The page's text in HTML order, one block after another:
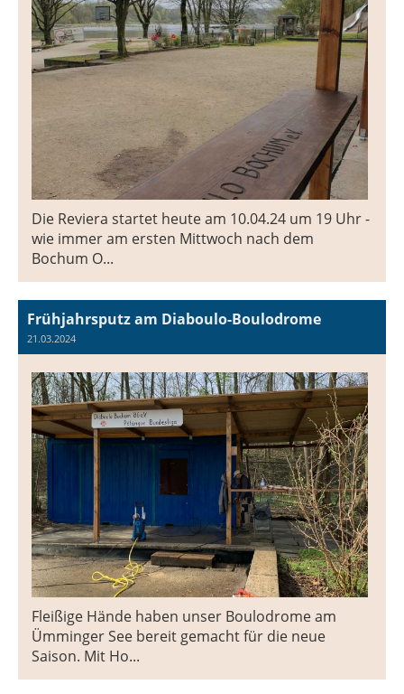
Die Reviera startet heute am 10.04.24 um 19 Uhr -
wie immer am ersten Mittwoch nach dem
Bochum O...
Frühjahrsputz am Diaboulo-Boulodrome
21.03.2024
Fleißige Hände haben unser Boulodrome am
Ümminger See bereit gemacht für die neue
Saison. Mit Ho...